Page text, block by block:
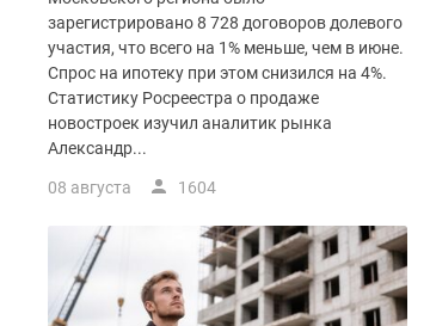
премиум-
класса
Новостройки
бизнес-
класса
Рассрочка
Траншевая
Коттеджные
зарегистрировано 8 728 договоров долевого
участия, что всего на 1% меньше, чем в июне.
Спрос на ипотеку при этом снизился на 4%.
Статистику Росреестра о продаже
новостроек изучил аналитик рынка
Александр...
08 августа 1604